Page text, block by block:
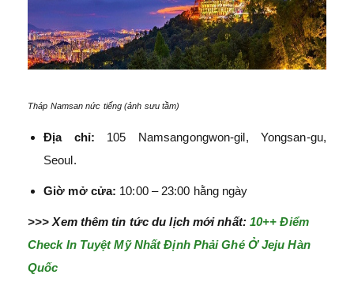
Tháp Namsan nức tiếng (ảnh sưu tầm)
Địa chỉ:
105 Namsangongwon-gil, Yongsan-gu,
Seoul.
Giờ mở cửa: 10:00 – 23:00 hằng ngày
>>> Xem thêm tin tức du lịch mới nhất: 10++ Điểm
Check In Tuyệt Mỹ Nhất Định Phải Ghé Ở Jeju Hàn
Quốc